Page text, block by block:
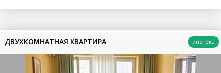
ДВУХКОМНАТНАЯ КВАРТИРА